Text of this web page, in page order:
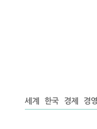
세계 한국 경제 경영